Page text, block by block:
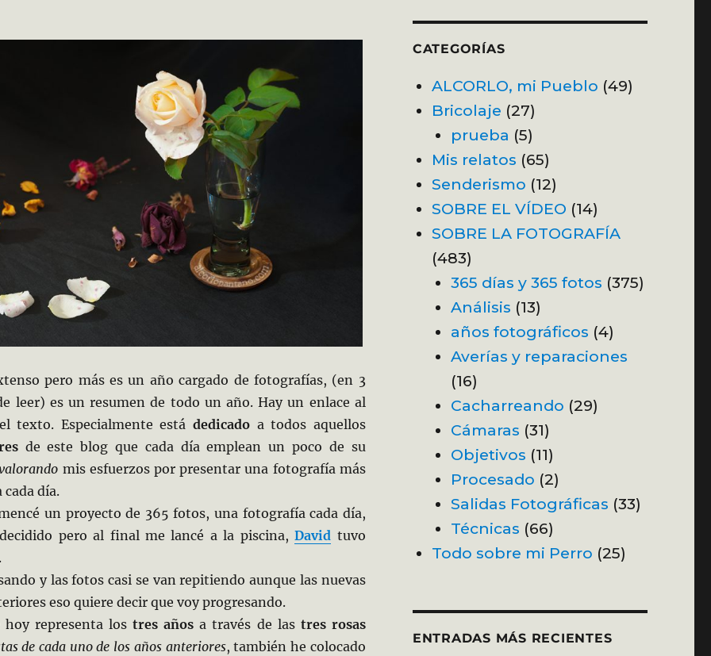
pero más es un año cargado de fotografías, (en 3
leer) es un resumen de todo un año. Hay un enlace al
texto. Especialmente está dedicadoa todos aquellos
de este blog que cada día emplean un poco de su
mis esfuerzos por presentar una fotografía más
día.
un proyecto de 365 fotos, una fotografía cada día,
pero al final me lancé a la piscina,David tuvo
y las fotos casi se van repitiendo aunque las nuevas
eso quiere decir que voy progresando.
hoy representa lostres años a través de las tres rosas
de cada uno de los años anteriores, también he colocado
CATEGORÍAS
ALCORLO, mi Pueblo (49)
Bricolaje (27)
prueba (5)
Mis relatos (65)
Senderismo (12)
SOBRE EL VÍDEO (14)
SOBRE LA FOTOGRAFÍA
(483)
365 días y 365 fotos (375)
Análisis (13)
años fotográficos (4)
Averías y reparaciones
(16)
Cacharreando (29)
Cámaras (31)
Objetivos (11)
Procesado (2)
Salidas Fotográficas (33)
Técnicas (66)
Todo sobre mi Perro (25)
ENTRADAS MÁS RECIENTES